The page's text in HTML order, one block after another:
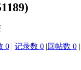
0 | 记录数 0 |回帖数 0 |